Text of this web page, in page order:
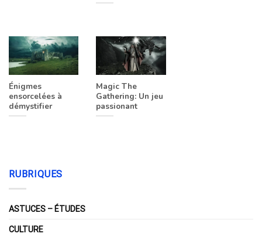
Énigmes
ensorcelées à
démystifier
Magic The
Gathering: Un jeu
passionant
RUBRIQUES
ASTUCES – ÉTUDES
CULTURE